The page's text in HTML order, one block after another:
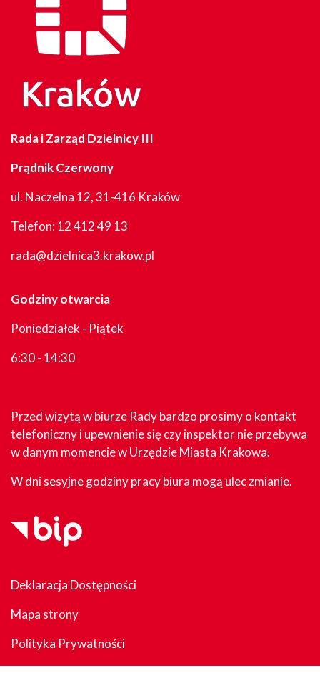
Rada i Zarząd Dzielnicy III
Prądnik Czerwony
ul. Naczelna 12, 31-416 Kraków
Telefon:12 412 49 13
rada@dzielnica3.krakow.pl
Godziny otwarcia
Poniedziałek - Piątek
6:30 - 14:30
Przed wizytą w biurze Rady bardzo prosimy o kontakt
telefoniczny i upewnienie się czy inspektor nie przebywa
w danym momencie w Urzędzie Miasta Krakowa.
W dni sesyjne godziny pracy biura mogą ulec zmianie.
Deklaracja Dostępności
Mapa strony
Polityka Prywatności